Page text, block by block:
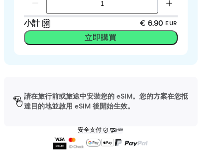
小計 € 6.90 EUR
立即購買
請在旅行前或旅途中安裝您的 eSIM。您的方案在您抵
達目的地並啟用 eSIM 後開始生效。
安全支付